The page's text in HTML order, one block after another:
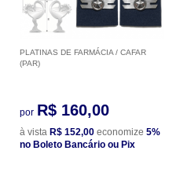
PLATINAS DE FARMÁCIA / CAFAR
(PAR)
por R$ 160,00
à vista R$ 152,00 economize 5%
no Boleto Bancário ou Pix